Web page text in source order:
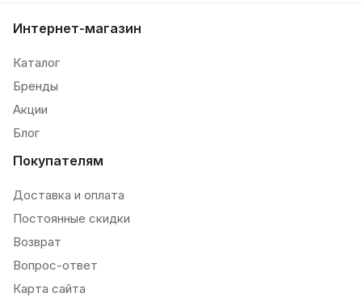
Интернет-магазин
Каталог
Бренды
Акции
Блог
Покупателям
Доставка и оплата
Постоянные скидки
Возврат
Вопрос-ответ
Карта сайта